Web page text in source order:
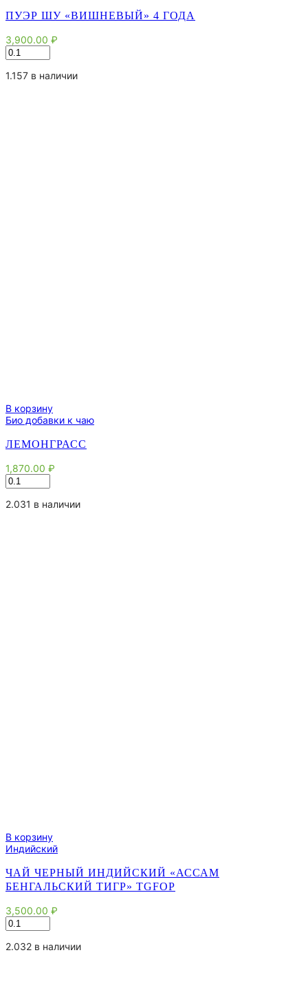
ПУЭР ШУ «ВИШНЕВЫЙ» 4 ГОДА
3,900.00 ₽
Количество
товара
Пуэр
1.157 в наличии
В корзину
Био добавки к чаю
ЛЕМОНГРАСС
1,870.00 ₽
Количество
товара
Лемонграсс
2.031 в наличии
В корзину
Индийский
ЧАЙ ЧЕРНЫЙ ИНДИЙСКИЙ «АССАМ
БЕНГАЛЬСКИЙ ТИГР» TGFOP
3,500.00 ₽
Количество
товара
Чай
2.032 в наличии